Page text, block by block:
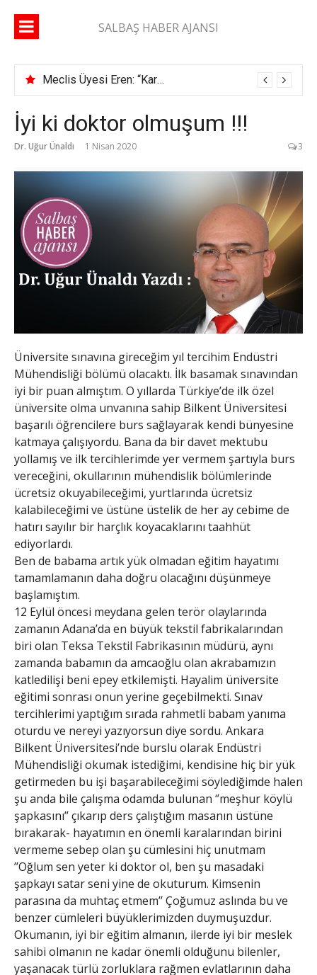
SALBAŞ HABER AJANSI
Meclis Üyesi Eren: “Karaisalı yolunda 2 ay geçti, şerit çizgisi bile çekilmedi”
İyi ki doktor olmuşum !!!
Dr. Uğur Ünaldı 1 Nisan 2020 3
Üniversite sınavına gireceğim yıl tercihim Endüstri
Mühendisliği bölümü olacaktı. İlk basamak sınavından
iyi bir puan almıştım. O yıllarda Türkiye’de ilk özel
üniversite olma unvanına sahip Bilkent Üniversitesi
başarılı öğrencilere burs sağlayarak kendi bünyesine
katmaya çalışıyordu. Bana da bir davet mektubu
yollamış ve ilk tercihlerimde yer vermem şartıyla burs
vereceğini, okullarının mühendislik bölümlerinde
ücretsiz okuyabileceğimi, yurtlarında ücretsiz
kalabileceğimi ve üstüne üstelik de her ay cebime de
hatırı sayılır bir harçlık koyacaklarını taahhüt
ediyorlardı.
Ben de babama artık yük olmadan eğitim hayatımı
tamamlamanın daha doğru olacağını düşünmeye
başlamıştım.
12 Eylül öncesi meydana gelen terör olaylarında
zamanın Adana’da en büyük tekstil fabrikalarından
biri olan Teksa Tekstil Fabrikasının müdürü, aynı
zamanda babamın da amcaoğlu olan akrabamızın
katledilişi beni epey etkilemişti. Hayalim üniversite
eğitimi sonrası onun yerine geçebilmekti. Sınav
tercihlerimi yaptığım sırada rahmetli babam yanıma
oturdu ve nereyi yazıyorsun diye sordu. Ankara
Bilkent Üniversitesi’nde burslu olarak Endüstri
Mühendisliği okumak istediğimi, kendisine hiç bir yük
getirmeden bu işi başarabileceğimi söylediğimde halen
şu anda bile çalışma odamda bulunan ‘’meşhur köylü
şapkasını’’ çıkarıp ders çalıştığım masanın üstüne
bırakarak- hayatımın en önemli karalarından birini
vermeme sebep olan şu cümlesini hiç unutmam
’’Oğlum sen yeter ki doktor ol, ben şu masadaki
şapkayı satar seni yine de okuturum. Kimsenin
parasına da muhtaç etmem’’ Çoğumuz aslında bu ve
benzer cümleleri büyüklerimizden duymuşuzdur.
Okumanın, iyi bir eğitim almanın, ilerde iyi bir meslek
sahibi olmanın ne kadar önemli olduğunu bilenler,
yaşanacak türlü zorluklara rağmen evlatlarının daha